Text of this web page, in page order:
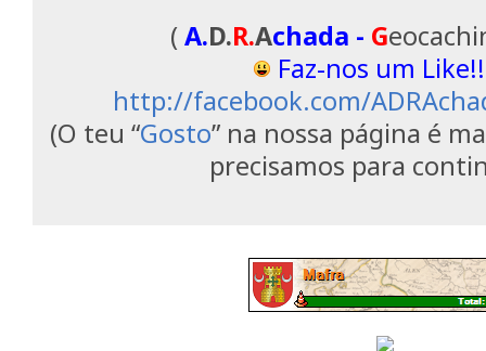
(A.D.R.Achada - G
Faz-nos um
http://facebook.com/
(O teu “Gosto” na nossa página é
precisamos para